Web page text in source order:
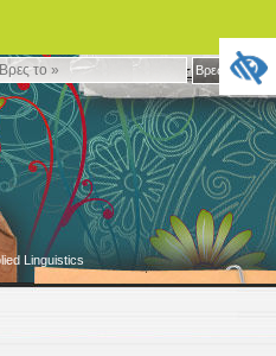
Βρες
Βρες το »
Linguistics